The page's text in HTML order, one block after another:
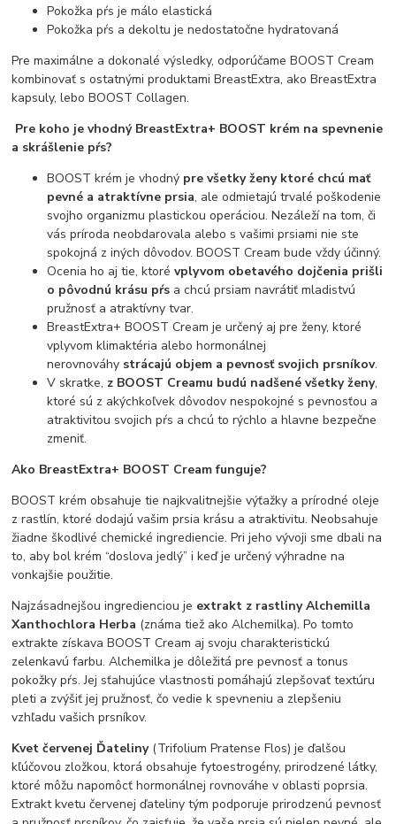
Pokožka pŕs je málo elastická
Pokožka pŕs a dekoltu je nedostatočne hydratovaná
Pre maximálne a dokonalé výsledky, odporúčame BOOST Cream
kombinovať s ostatnými produktami BreastExtra, ako BreastExtra
kapsuly, lebo BOOST Collagen.
Pre koho je vhodný BreastExtra+ BOOST krém na spevnenie
a skrášlenie pŕs?
BOOST krém je vhodný pre všetky ženy ktoré chcú mať
pevné a atraktívne prsia, ale odmietajú trvalé poškodenie
svojho organizmu plastickou operáciou. Nezáleží na tom, či
vás príroda neobdarovala alebo s vašimi prsiami nie ste
spokojná z iných dôvodov. BOOST Cream bude vždy účinný.
Ocenia ho aj tie, ktorévplyvom obetavého dojčenia prišli
o pôvodnú krásu pŕs a chcú prsiam navrátiť mladistvú
pružnosť a atraktívny tvar.
BreastExtra+ BOOST Cream je určený aj pre ženy, ktoré
vplyvom klimaktéria alebo hormonálnej
nerovnováhy strácajú objem a pevnosť svojich prsníkov.
V skratke, z BOOST Creamu budú nadšené všetky ženy,
ktoré sú z akýchkoľvek dôvodov nespokojné s pevnosťou a
atraktivitou svojich pŕs a chcú to rýchlo a hlavne bezpečne
zmeniť.
Ako BreastExtra+ BOOST Cream funguje?
BOOST krém obsahuje tie najkvalitnejšie výťažky a prírodné oleje
z rastlín, ktoré dodajú vašim prsia krásu a atraktivitu. Neobsahuje
žiadne škodlivé chemické ingrediencie. Pri jeho vývoji sme dbali na
to, aby bol krém “doslova jedlý” i keď je určený výhradne na
vonkajšie použitie.
Najzásadnejšou ingredienciou je extrakt z rastliny Alchemilla
Xanthochlora Herba (známa tiež ako Alchemilka). Po tomto
extrakte získava BOOST Cream aj svoju charakteristickú
zelenkavú farbu. Alchemilka je dôležitá pre pevnosť a tonus
pokožky pŕs. Jej sťahujúce vlastnosti pomáhajú zlepšovať textúru
pleti a zvýšiť jej pružnosť, čo vedie k spevneniu a zlepšeniu
vzhľadu vašich prsníkov.
Kvet červenej Ďateliny(Trifolium Pratense Flos) je ďalšou
kľúčovou zložkou, ktorá obsahuje fytoestrogény, prirodzené látky,
ktoré môžu napomôcť hormonálnej rovnováhe v oblasti poprsia.
Extrakt kvetu červenej ďateliny tým podporuje prirodzenú pevnosť